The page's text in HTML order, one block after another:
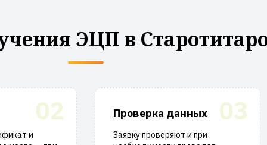
ЭЦП в
02
и
03
Проверка данных
Заявку проверяют и при